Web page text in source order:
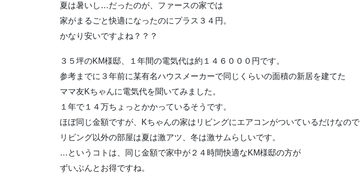
夏は暑いし…だったのが、ファースの家では
家がまるごと快適になったのにプラス３４円。
かなり安いですよね？？？
３５坪のKM様邸、１年間の電気代は約１４６０００円です。
参考までに３年前に某有名ハウスメーカーで同じくらいの面積の新居を建てた
ママ友Kちゃんに電気代を聞いてみました。
１年で１４万ちょっとかかっているそうです。
ほぼ同じ金額ですが、Kちゃんの家はリビングにエアコンがついているだけなので
リビング以外の部屋は夏は激アツ、冬は激サムらしいです。
…というコトは、同じ金額で家中が２４時間快適なKM様邸の方が
ずいぶんとお得ですね。